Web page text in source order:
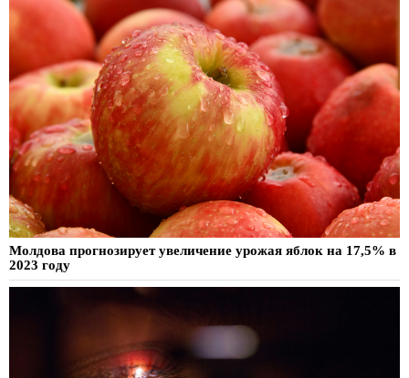
Молдова прогнозирует увеличение урожая яблок на 17,5% в
2023 году